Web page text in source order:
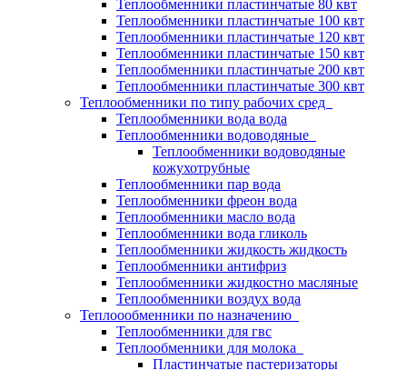
Теплообменники пластинчатые 80 квт
Теплообменники пластинчатые 100 квт
Теплообменники пластинчатые 120 квт
Теплообменники пластинчатые 150 квт
Теплообменники пластинчатые 200 квт
Теплообменники пластинчатые 300 квт
Теплообменники по типу рабочих сред
Теплообменники вода вода
Теплообменники водоводяные
Теплообменники водоводяные
кожухотрубные
Теплообменники пар вода
Теплообменники фреон вода
Теплообменники масло вода
Теплообменники вода гликоль
Теплообменники жидкость жидкость
Теплообменники антифриз
Теплообменники жидкостно масляные
Теплообменники воздух вода
Теплоообменники по назначению
Теплообменники для гвс
Теплообменники для молока
Пластинчатые пастеризаторы